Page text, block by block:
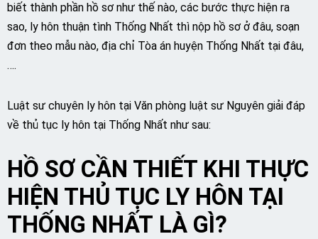
biết thành phần hồ sơ như thế nào, các bước thực hiện ra
sao, ly hôn thuận tình Thống Nhất thì nộp hồ sơ ở đâu, soạn
đơn theo mẫu nào, địa chỉ Tòa án huyện Thống Nhất tại đâu,
….
Luật sư chuyên ly hôn tại Văn phòng luật sư Nguyên giải đáp
về thủ tục ly hôn tại Thống Nhất như sau:
HỒ SƠ CẦN THIẾT KHI THỰC
HIỆN THỦ TỤC LY HÔN TẠI
THỐNG NHẤT LÀ GÌ?